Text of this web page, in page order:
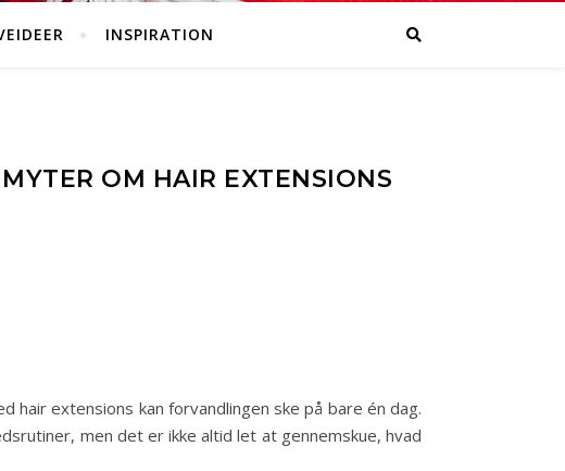
INSPIRATION
OM HAIR EXTENSIONS
hair extensions kan forvandlingen ske på bare én dag.
men det er ikke altid let at gennemskue, hvad